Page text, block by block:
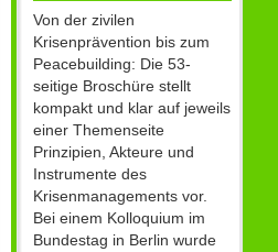
Von der zivilen
Krisenprävention bis zum
Peacebuilding: Die 53-
seitige Broschüre stellt
kompakt und klar auf jeweils
einer Themenseite
Prinzipien, Akteure und
Instrumente des
Krisenmanagements vor.
Bei einem Kolloquium im
Bundestag in Berlin wurde